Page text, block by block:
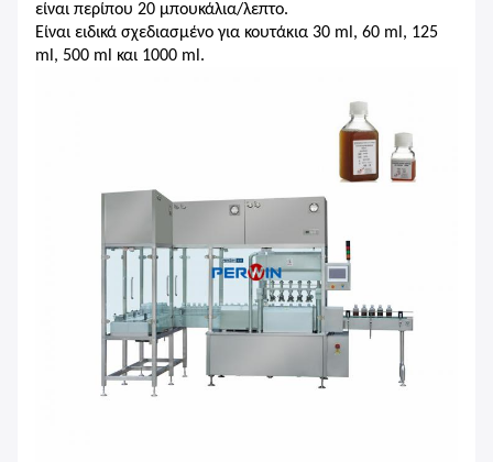
είναι περίπου 20 μπουκάλια/λεπτο.
Είναι ειδικά σχεδιασμένο για κουτάκια 30 ml, 60 ml, 125
ml, 500 ml και 1000 ml.